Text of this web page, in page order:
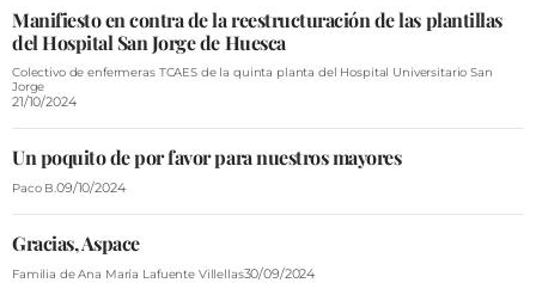
CULTURA
SOCIEDAD
OPINIÓN
GALERÍAS
VÍDEOS
CONTACTAR
FIESTAS EN EL ALTO ARAGÓN
Manifiesto en contra de la reestructuración de las plantillas
del Hospital San Jorge de Huesca
Colectivo de enfermeras TCAES de la quinta planta del Hospital Universitario San
Jorge
21/10/2024
Un poquito de por favor para nuestros mayores
Paco B.09/10/2024
Gracias, Aspace
Familia de Ana María Lafuente Villellas30/09/2024